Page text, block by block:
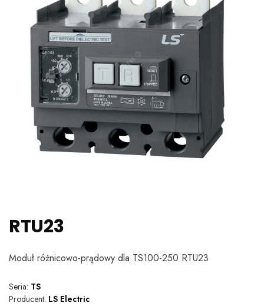
RTU23
Moduł różnicowo-prądowy dla TS100-250 RTU23
Seria: TS
Producent: LS Electric